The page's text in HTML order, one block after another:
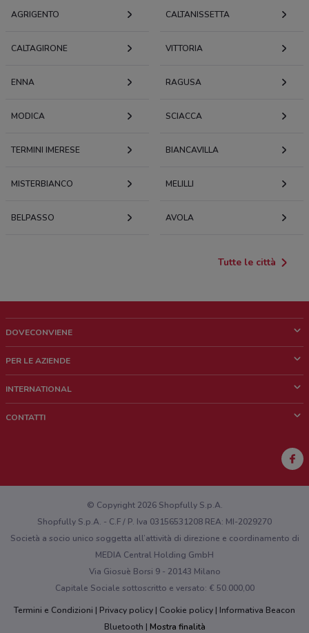
AGRIGENTO CALTANISSETTA
CALTAGIRONE VITTORIA
ENNA RAGUSA
MODICA SCIACCA
TERMINI IMERESE BIANCAVILLA
MISTERBIANCO MELILLI
BELPASSO AVOLA
Tutte le città
DOVECONVIENE
Chi siamo
Lavora con noi
PER LE AZIENDE
Richieste commerciali e marketing
INTERNATIONAL
CONTATTI
Hai un malfunzionamento sul web o sull'app?
© Copyright 2026 Shopfully S.p.A.
Shopfully S.p.A. - C.F / P. Iva 03156531208 REA: MI-2029270
Società a socio unico soggetta all’attività di direzione e coordinamento di
MEDIA Central Holding GmbH
Via Giosuè Borsi 9 - 20143 Milano
Capitale Sociale sottoscritto e versato: € 50.000,00
Termini e Condizioni
Privacy policy Cookie policy
Informativa Beacon
Bluetooth
Mostra finalità